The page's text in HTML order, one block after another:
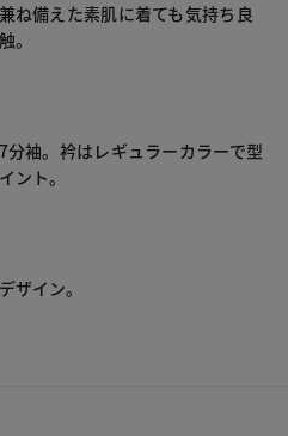
ね備えた素肌に着ても気持ち良
。
袖。衿はレギュラーカラーで型
ント。
ザイン。